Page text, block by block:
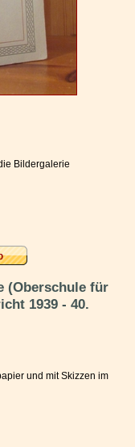
Bildergalerie
(Oberschule für
1939 - 40.
und mit Skizzen im